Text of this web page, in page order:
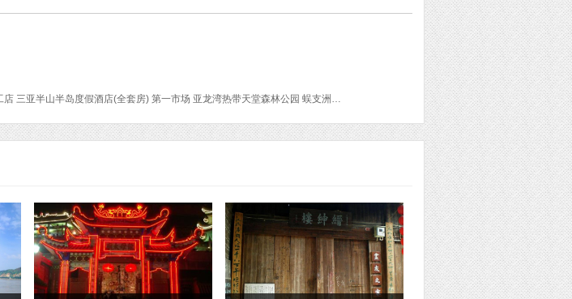
三亚香槟精品海景客栈 四川小胡子海鲜加工店 三亚半山半岛度假酒店(全套房) 第一市场 亚龙湾热带天堂森林公园 蜈支洲岛 历史文化长廊